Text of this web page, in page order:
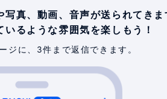
写真、動画、音声が送られてきま
いるような雰囲気を楽しもう！
ジに、3件まで返信できます。